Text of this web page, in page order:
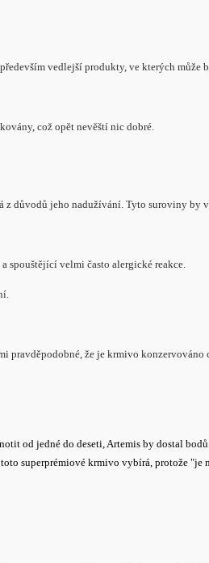
vedlejší produkty, ve kterých
což opět nevěští nic dobré.
důvodů jeho nadužívání. Tyto suroviny by
spouštějící velmi často alergické reakce.
pravděpodobné, že je krmivo
od jedné do deseti, Artemis by dostal
superprémiové krmivo vybírá, protože